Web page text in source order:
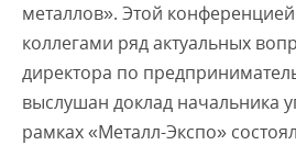
металлов». Этой
коллегами ряд актуальных
директора по
выслушан доклад
рамках «Металл-Экспо»